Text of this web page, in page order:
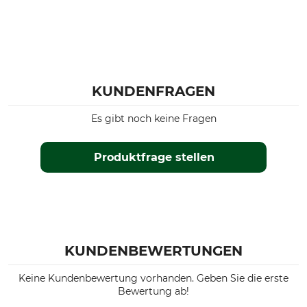
KUNDENFRAGEN
Produktfrage stellen
Es gibt noch keine Fragen
KUNDENBEWERTUNGEN
Keine Kundenbewertung vorhanden. Geben Sie die erste
Bewertung ab!